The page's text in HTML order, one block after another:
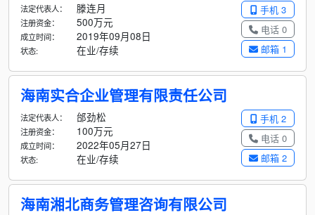
手机 3
电话 0
邮箱 1
法定代表人： 滕连月
注册资金： 500万元
成立时间： 2019年09月08日
状态: 在业/存续
海南实合企业管理有限责任公司
手机 2
电话 0
邮箱 2
法定代表人： 邰劲松
注册资金： 100万元
成立时间： 2022年05月27日
状态: 在业/存续
海南湘北商务管理咨询有限公司